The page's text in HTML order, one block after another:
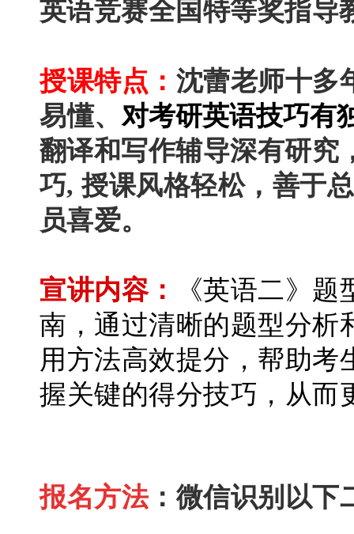
英语竞赛全国特等奖指导
授课特点： 沈蕾老师十多
易懂、 对考研英语技巧有
翻译和写作辅导深有研究
巧, 授课风格轻松，善于
员喜爱。
宣讲内容：
《英语二》
南， 通过清晰的题型分析
用方法高效提分，帮助
握关键的得分技巧，从而
报名方法 ： 微信识别以下